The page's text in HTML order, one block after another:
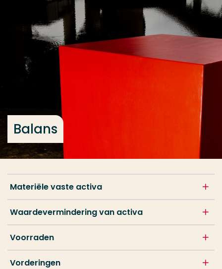
Ga direct naar de content
Balans
Materiële vaste activa
Waardevermindering van activa
Voorraden
Vorderingen
Veel gezocht
Opleiding